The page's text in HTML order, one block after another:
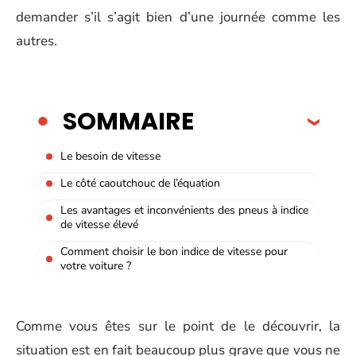
demander s’il s’agit bien d’une journée comme les
autres.
SOMMAIRE
Le besoin de vitesse
Le côté caoutchouc de l’équation
Les avantages et inconvénients des pneus à indice
de vitesse élevé
Comment choisir le bon indice de vitesse pour
votre voiture ?
Comme vous êtes sur le point de le découvrir, la
situation est en fait beaucoup plus grave que vous ne